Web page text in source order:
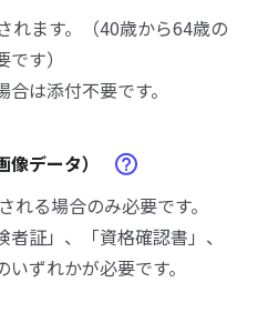
れます。（40歳から64歳の
す）
は添付不要です。
データ）
る場合のみ必要です。
証」、「資格確認書」、
いずれかが必要です。